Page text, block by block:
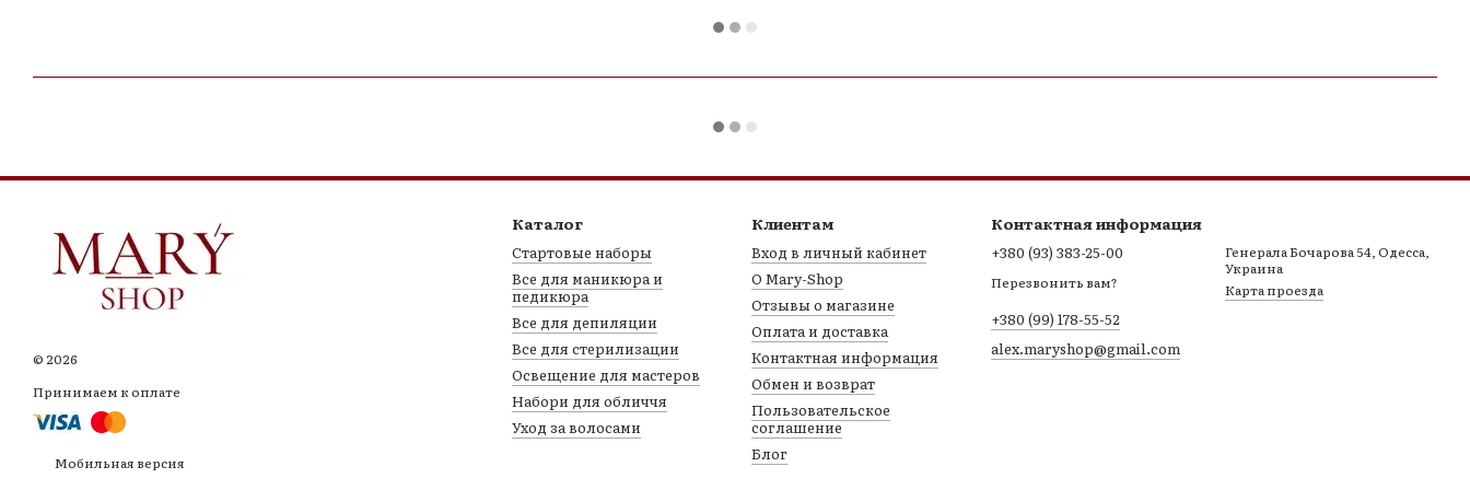
© 2026
Принимаем к оплате
Мобильная версия
Каталог
Стартовые наборы
Все для маникюра и
педикюра
Все для депиляции
Все для стерилизации
Освещение для мастеров
Набори для обличчя
Уход за волосами
Клиентам
Вход в личный кабинет
О Mary-Shop
Отзывы о магазине
Оплата и доставка
Контактная информация
Обмен и возврат
Пользовательское
соглашение
Блог
Контактная информация
+380 (93) 383-25-00
Перезвонить вам?
+380 (99) 178-55-52
alex.maryshop@gmail.com
Генерала Бочарова 54, Одесса,
Украина
Карта проезда